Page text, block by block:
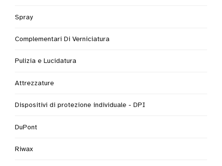
Spray
Complementari Di Verniciatura
Pulizia e Lucidatura
Attrezzature
Dispositivi di protezione individuale - DPI
DuPont
Riwax